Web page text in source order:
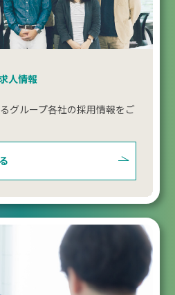
人情報
グループ各社の採用情報をご